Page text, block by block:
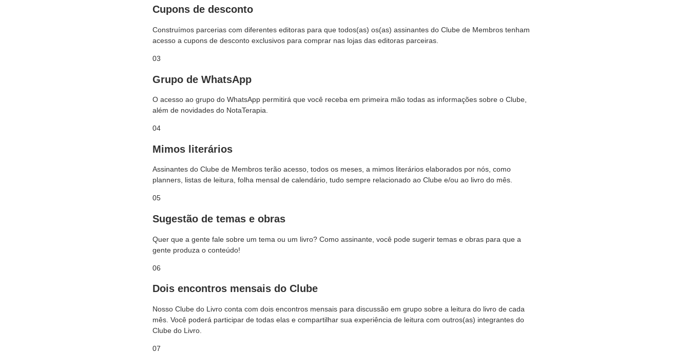
Cupons de desconto
Construímos parcerias com diferentes editoras para que todos(as) os(as) assinantes do Clube de Membros tenham
acesso a cupons de desconto exclusivos para comprar nas lojas das editoras parceiras.
03
Grupo de WhatsApp
O acesso ao grupo do WhatsApp permitirá que você receba em primeira mão todas as informações sobre o Clube,
além de novidades do NotaTerapia.
04
Mimos literários
Assinantes do Clube de Membros terão acesso, todos os meses, a mimos literários elaborados por nós, como
planners, listas de leitura, folha mensal de calendário, tudo sempre relacionado ao Clube e/ou ao livro do mês.
05
Sugestão de temas e obras
Quer que a gente fale sobre um tema ou um livro? Como assinante, você pode sugerir temas e obras para que a
gente produza o conteúdo!
06
Dois encontros mensais do Clube
Nosso Clube do Livro conta com dois encontros mensais para discussão em grupo sobre a leitura do livro de cada
mês. Você poderá participar de todas elas e compartilhar sua experiência de leitura com outros(as) integrantes do
Clube do Livro.
07